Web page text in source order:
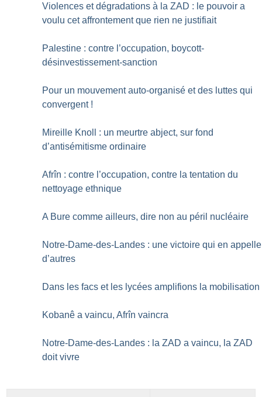
Violences et dégradations à la ZAD : le pouvoir a
voulu cet affrontement que rien ne justifiait
Palestine : contre l’occupation, boycott-
désinvestissement-sanction
Pour un mouvement auto-organisé et des luttes qui
convergent !
Mireille Knoll : un meurtre abject, sur fond
d’antisémitisme ordinaire
Afrîn : contre l’occupation, contre la tentation du
nettoyage ethnique
A Bure comme ailleurs, dire non au péril nucléaire
Notre-Dame-des-Landes : une victoire qui en appelle
d’autres
Dans les facs et les lycées amplifions la mobilisation
Kobanê a vaincu, Afrîn vaincra
Notre-Dame-des-Landes : la ZAD a vaincu, la ZAD
doit vivre